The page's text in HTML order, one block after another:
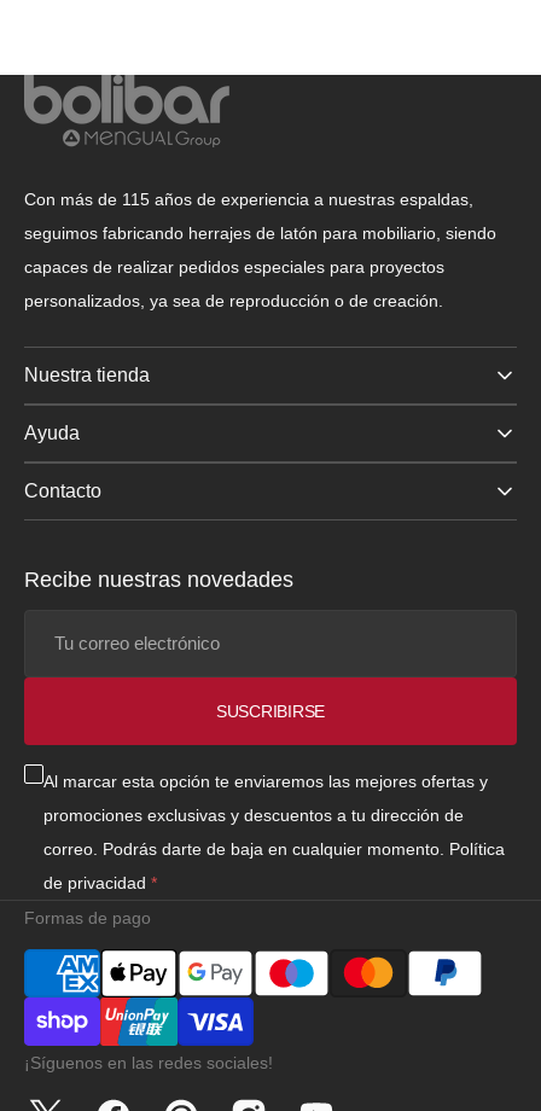
Con más de 115 años de experiencia a nuestras espaldas,
seguimos fabricando herrajes de latón para mobiliario, siendo
capaces de realizar pedidos especiales para proyectos
personalizados, ya sea de reproducción o de creación.
Nuestra tienda
Ayuda
Contacto
Recibe nuestras novedades
SUSCRIBIRSE
Al marcar esta opción te enviaremos las mejores ofertas y
promociones exclusivas y descuentos a tu dirección de
correo. Podrás darte de baja en cualquier momento. Política
de privacidad
Formas de pago
¡Síguenos en las redes sociales!